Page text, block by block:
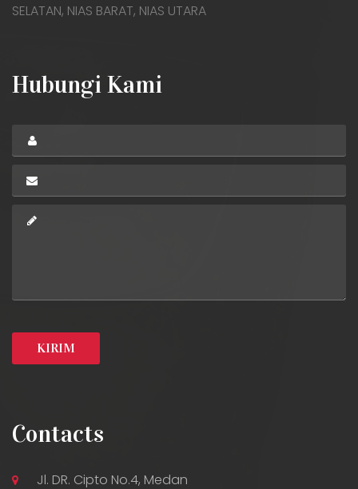
SELATAN, NIAS BARAT, NIAS UTARA
Hubungi Kami
Contacts
Jl. DR. Cipto No.4, Medan